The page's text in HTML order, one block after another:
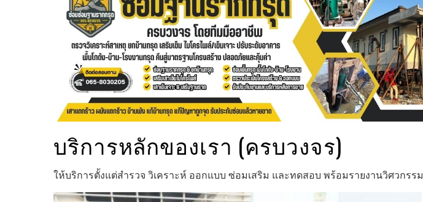
บริการหลักของเรา (ครบวงจร)
ให้บริการตั้งแต่สำรวจ วิเคราะห์ ออกแบบ ซ่อมเสริม และทดสอบ พร้อมรายงานวิศวกรรม